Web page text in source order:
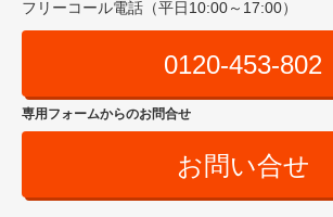
フリーコール電話（平日10:00～17:00）
0120-453-802
専用フォームからのお問合せ
お問い合せ